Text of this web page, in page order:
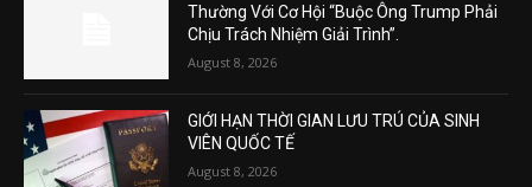
Thường Với Cơ Hội “Buộc Ông Trump Phải
Chịu Trách Nhiệm Giải Trình”.
August 8, 2026
GIỚI HẠN THỜI GIAN LƯU TRÚ CỦA SINH
VIÊN QUỐC TẾ
August 8, 2026